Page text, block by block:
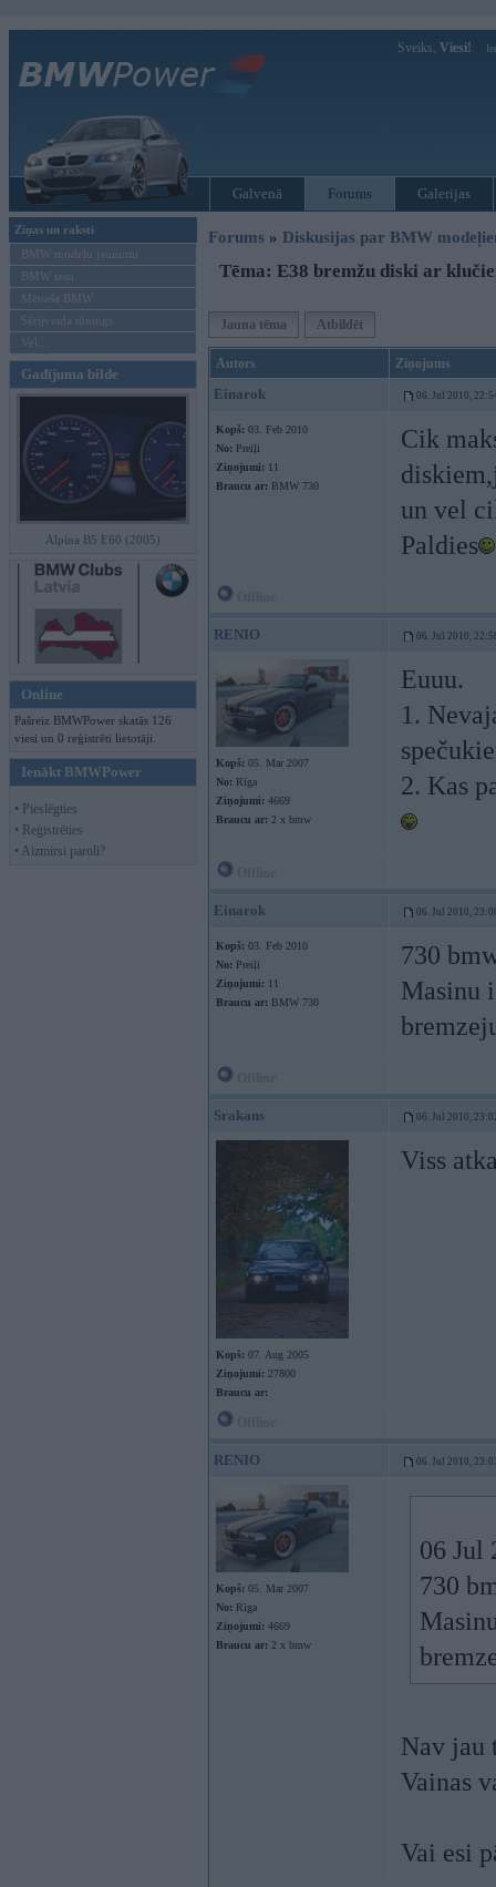
Sveiks, Viesi!
Galvenā Forums Galerijas
Ziņas un raksti
BMW modeļu jaunumi
BMW testi
Mēneša BMW
Sērijveida tūnings
Vel...
Gadījuma bilde
Alpina B5 E60 (2005)
Online
Pašreiz BMWPower skatās 126
viesi un 0 reģistrēti lietotāji.
Ienākt BMWPower
• Pieslēgties
• Reģistrēties
• Aizmirsi paroli?
Forums » Diskusijas par BMW
Tēma: E38 bremžu diski ar
Jauna tēma Atbildēt
Autors Ziņojums
Einarok 06. Jul 2010,
Kopš: 03. Feb 2010
No: Preiļi
Ziņojumi: 11
Braucu ar: BMW 730
Cik
un vel
Paldies
RENIO 06. Jul 2010,
Kopš: 05. Mar 2007
No: Rīga
Ziņojumi: 4669
Braucu ar: 2 x bmw
Euuu.
1.
2. Kas
Einarok 06. Jul 2010,
Kopš: 03. Feb 2010
No: Preiļi
Ziņojumi: 11
Braucu ar: BMW 730
730
Masinu
Srakans 06. Jul 2010,
Kopš: 07. Aug 2005
Ziņojumi: 27800
Braucu ar:
Viss
RENIO 06. Jul 2010,
Kopš: 05. Mar 2007
No: Rīga
Ziņojumi: 4669
Braucu ar: 2 x bmw
06 Jul
730
Nav jau
Vainas
Vai esi